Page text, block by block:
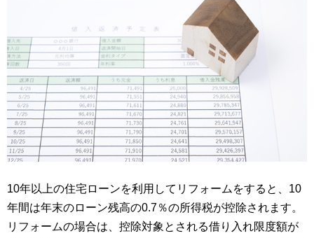
10年以上の住宅ローンを利用してリフォームをすると、10
年間は年末のローン残高の0.7％の所得税が控除されます。
リフォームの場合は、控除対象とされる借り入れ限度額が